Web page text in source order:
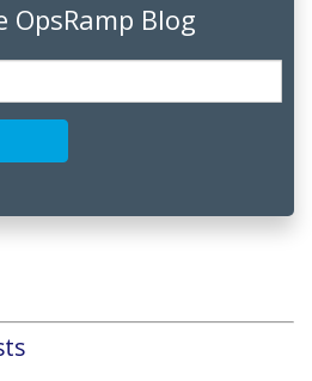
OpsRamp Blog